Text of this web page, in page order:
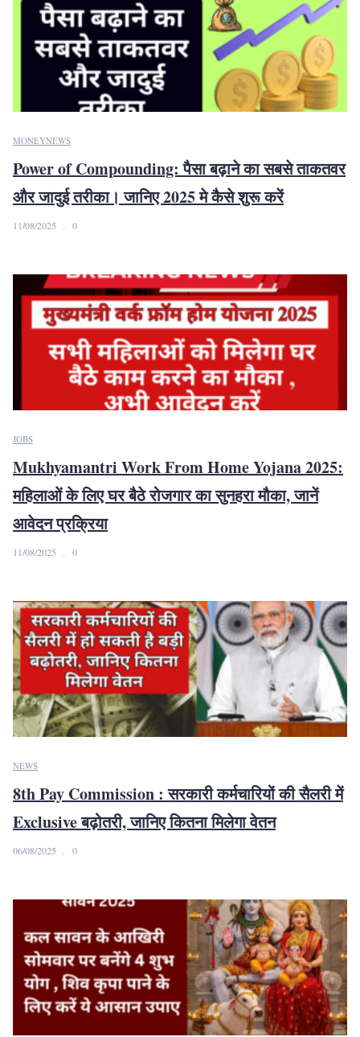
MONEYNEWS
Power of Compounding: पैसा बढ़ाने का सबसे ताकतवर
और जादुई तरीका। जानिए 2025 मे कैसे शुरू करें
11/08/2025 0
JOBS
Mukhyamantri Work From Home Yojana 2025:
महिलाओं के लिए घर बैठे रोजगार का सुनहरा मौका, जानें
आवेदन प्रक्रिया
11/08/2025 0
NEWS
8th Pay Commission : सरकारी कर्मचारियों की सैलरी में
Exclusive बढ़ोतरी, जानिए कितना मिलेगा वेतन
06/08/2025 0